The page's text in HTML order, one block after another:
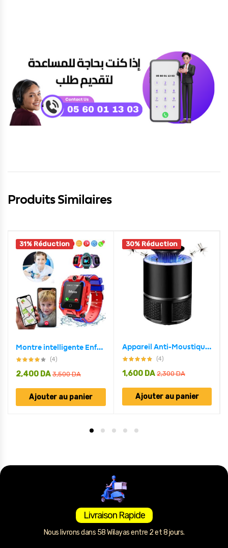
Produits Similaires
31% Réduction
Montre intelligente Enfants Localisation Tracker SOS appel caméra
(4)
3,500DA
2,400 DA
Ajouter au panier
30% Réduction
Appareil Anti-Moustique USB 5W Avec Lampe LED Écologique
(4)
2,300DA
1,600 DA
Ajouter au panier
Livraison Rapide
Nous livrons dans 58 Wilayas entre 2 et 8 jours.